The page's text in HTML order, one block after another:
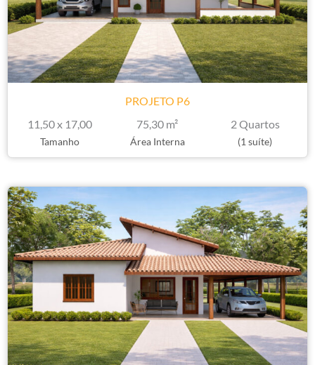
PROJETO P6
11,50 x 17,00
Tamanho
75,30 m²
Área Interna
2 Quartos
(1 suíte)